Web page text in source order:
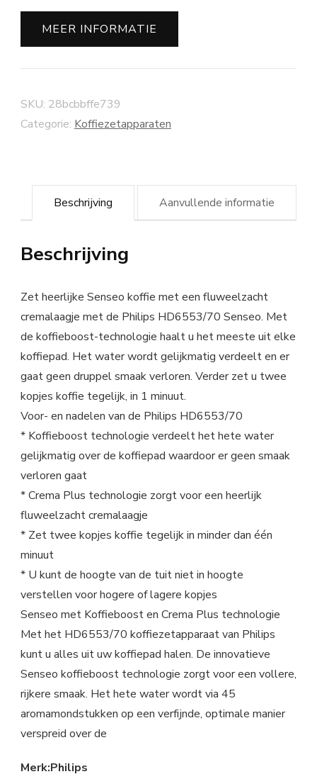
MEER INFORMATIE
SKU: 28bcbbffe739
Categorie: Koffiezetapparaten
Beschrijving Aanvullende informatie
Beschrijving
Zet heerlijke Senseo koffie met een fluweelzacht
cremalaagje met de Philips HD6553/70 Senseo. Met
de koffieboost-technologie haalt u het meeste uit elke
koffiepad. Het water wordt gelijkmatig verdeelt en er
gaat geen druppel smaak verloren. Verder zet u twee
kopjes koffie tegelijk, in 1 minuut.
Voor- en nadelen van de Philips HD6553/70
* Koffieboost technologie verdeelt het hete water
gelijkmatig over de koffiepad waardoor er geen smaak
verloren gaat
* Crema Plus technologie zorgt voor een heerlijk
fluweelzacht cremalaagje
* Zet twee kopjes koffie tegelijk in minder dan één
minuut
* U kunt de hoogte van de tuit niet in hoogte
verstellen voor hogere of lagere kopjes
Senseo met Koffieboost en Crema Plus technologie
Met het HD6553/70 koffiezetapparaat van Philips
kunt u alles uit uw koffiepad halen. De innovatieve
Senseo koffieboost technologie zorgt voor een vollere,
rijkere smaak. Het hete water wordt via 45
aromamondstukken op een verfijnde, optimale manier
verspreid over de
Merk:Philips